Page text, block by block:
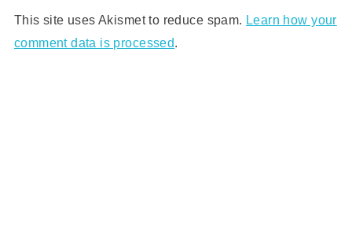
This site uses Akismet to reduce spam. Learn how your
comment data is processed.